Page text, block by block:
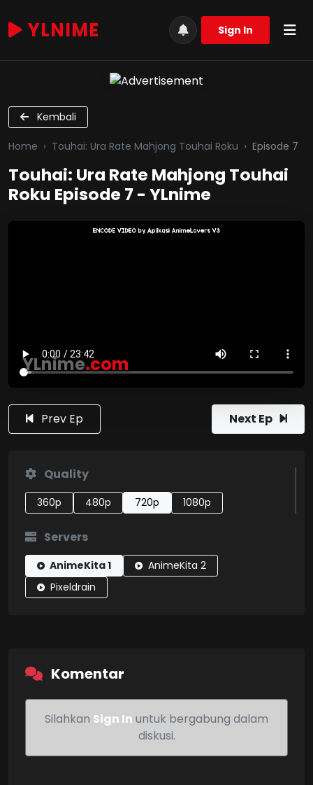
YLNIME Sign In
Kembali
Home Touhai: Ura Rate Mahjong Touhai Roku Episode 7
Touhai: Ura Rate Mahjong Touhai
Roku Episode 7 - YLnime
YLnime.com
Prev Ep Next Ep
Quality
360p 480p 720p 1080p
Servers
AnimeKita 1
AnimeKita 2
Pixeldrain
Komentar
Silahkan Sign In untuk bergabung dalam
diskusi.